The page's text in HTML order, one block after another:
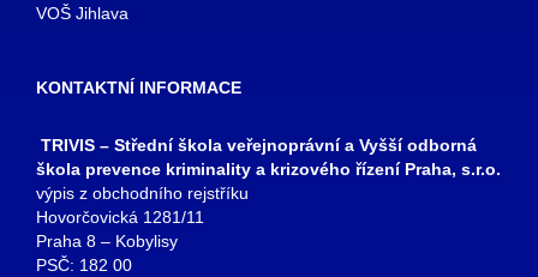
VOŠ Jihlava
KONTAKTNÍ INFORMACE
TRIVIS – Střední škola veřejnoprávní a Vyšší odborná
škola prevence kriminality a krizového řízení Praha, s.r.o.
výpis z obchodního rejstříku
Hovorčovická 1281/11
Praha 8 – Kobylisy
PSČ: 182 00